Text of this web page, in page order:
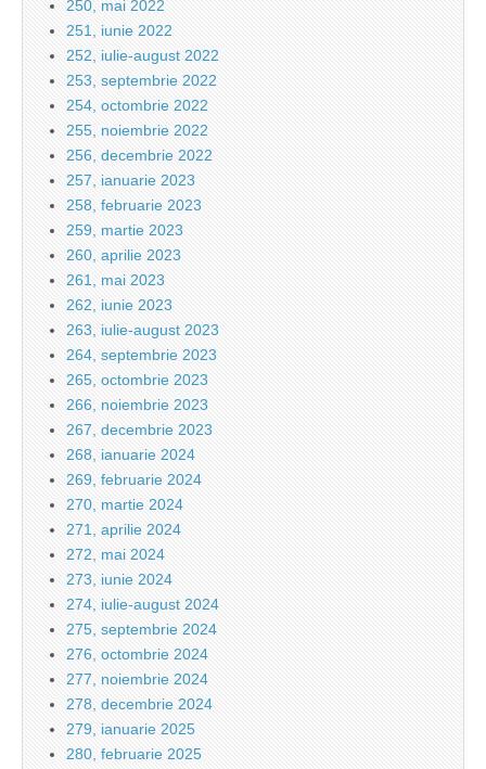
250, mai 2022
251, iunie 2022
252, iulie-august 2022
253, septembrie 2022
254, octombrie 2022
255, noiembrie 2022
256, decembrie 2022
257, ianuarie 2023
258, februarie 2023
259, martie 2023
260, aprilie 2023
261, mai 2023
262, iunie 2023
263, iulie-august 2023
264, septembrie 2023
265, octombrie 2023
266, noiembrie 2023
267, decembrie 2023
268, ianuarie 2024
269, februarie 2024
270, martie 2024
271, aprilie 2024
272, mai 2024
273, iunie 2024
274, iulie-august 2024
275, septembrie 2024
276, octombrie 2024
277, noiembrie 2024
278, decembrie 2024
279, ianuarie 2025
280, februarie 2025